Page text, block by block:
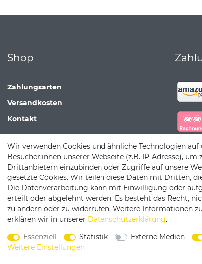
Shop
Zahlungsarten
Versandkosten
Kontakt
Wir verwenden Cookies und ähnliche Technologien
Besucher:innen unserer Webseite (z.B. IP-Adresse),
Drittanbietern einzubinden oder Zugriffe auf unsere
gesetzte Cookies. Wir teilen diese Daten mit Dritten,
Die Datenverarbeitung kann mit Einwilligung oder
erteilt oder abgelehnt werden. Es besteht das Recht,
zu ändern oder zu widerrufen. Weitere Informationen
erklären wir in unserer Daten­schutz­erklärung.
Essenziell
Statistik Externe Medien
Weitere Einstellungen